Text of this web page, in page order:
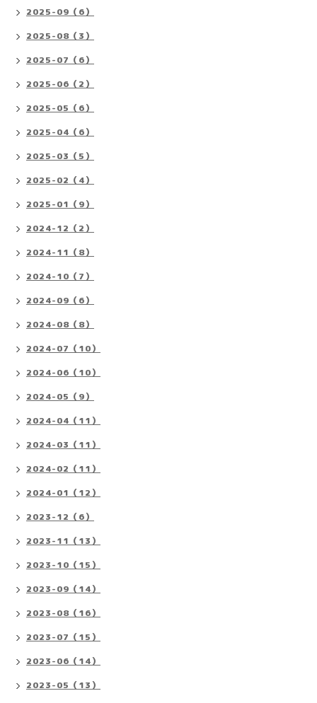
2025-09（6）
2025-08（3）
2025-07（6）
2025-06（2）
2025-05（6）
2025-04（6）
2025-03（5）
2025-02（4）
2025-01（9）
2024-12（2）
2024-11（8）
2024-10（7）
2024-09（6）
2024-08（8）
2024-07（10）
2024-06（10）
2024-05（9）
2024-04（11）
2024-03（11）
2024-02（11）
2024-01（12）
2023-12（6）
2023-11（13）
2023-10（15）
2023-09（14）
2023-08（16）
2023-07（15）
2023-06（14）
2023-05（13）